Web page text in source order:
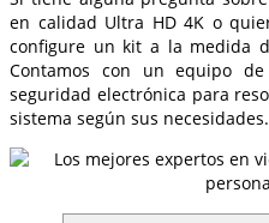
en calidad Ultra HD 4K o
configure un kit a la medida
Contamos con un equipo
seguridad electrónica para
sistema según sus necesidades.